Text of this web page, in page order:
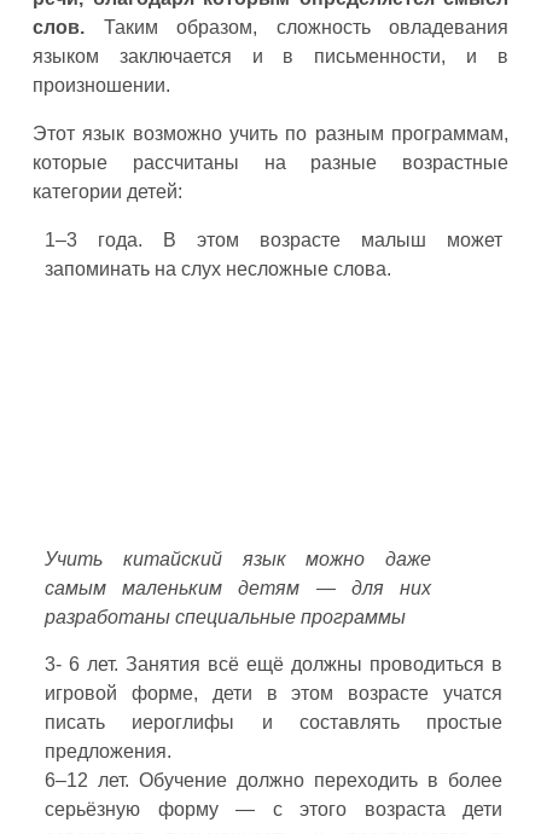
слов. Таким образом, сложность овладевания
языком заключается и в письменности, и в
произношении.
Этот язык возможно учить по разным программам,
которые рассчитаны на разные возрастные
категории детей:
1–3 года. В этом возрасте малыш может
запоминать на слух несложные слова.
Учить китайский язык можно даже
самым маленьким детям — для них
разработаны специальные программы
3- 6 лет. Занятия всё ещё должны проводиться в
игровой форме, дети в этом возрасте учатся
писать иероглифы и составлять простые
предложения.
6–12 лет. Обучение должно переходить в более
серьёзную форму — с этого возраста дети